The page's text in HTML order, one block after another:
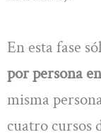
En esta fase
por persona
misma
cuatro cursos